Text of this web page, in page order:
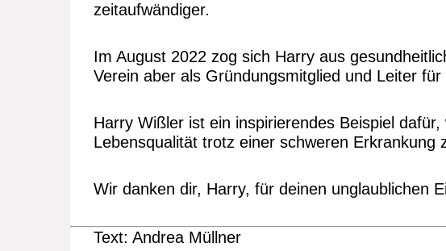
zeitaufwändiger.
Im August 2022 zog sich Harry aus
Verein aber als Gründungsmitglied und Leiter
Harry Wißler ist ein inspirierendes Beispiel
Lebensqualität trotz einer schweren Erkrankung
Wir danken dir, Harry, für deinen unglaublichen
Text: Andrea Müllner